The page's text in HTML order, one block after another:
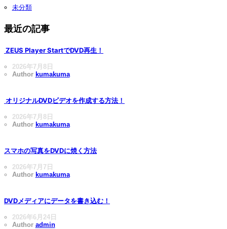
未分類
最近の記事
ZEUS Player StartでDVD再生！
2026年7月8日
Author kumakuma
オリジナルDVDビデオを作成する方法！
2026年7月8日
Author kumakuma
スマホの写真をDVDに焼く方法
2026年7月7日
Author kumakuma
DVDメディアにデータを書き込む！
2026年6月24日
Author admin